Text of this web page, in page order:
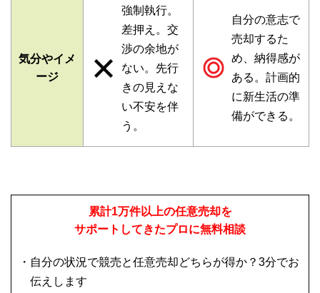
気分やイメ
ージ
強制執行。
差押え。交
渉の余地が
ない。先行
きの見えな
い不安を伴
う。
自分の意志で
売却するた
め、納得感が
ある。計画的
に新生活の準
備ができる。
累計1万件以上の任意売却を
サポートしてきたプロに無料相談
自分の状況で競売と任意売却どちらが得か？3分でお
伝えします